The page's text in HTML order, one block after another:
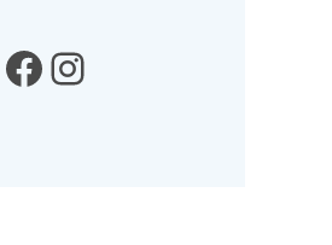
Notre FacebookInstagram